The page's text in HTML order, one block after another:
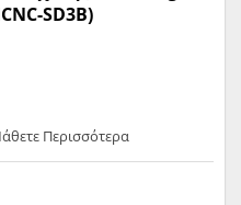
SD3B)
Περισσότερα